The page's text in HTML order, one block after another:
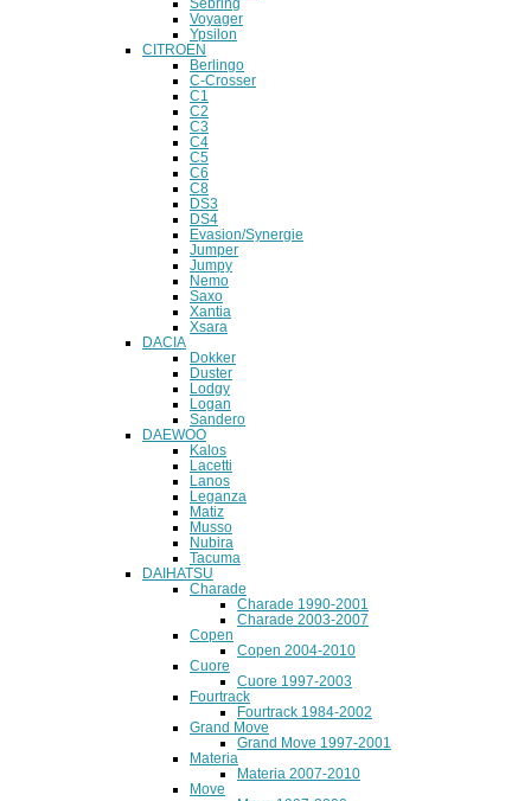
Voyager
Ypsilon
CITROEN
Berlingo
C-Crosser
C1
C2
C3
C4
C5
C6
C8
DS3
DS4
Evasion/Synergie
Jumper
Jumpy
Nemo
Saxo
Xantia
Xsara
DACIA
Dokker
Duster
Lodgy
Logan
Sandero
DAEWOO
Kalos
Lacetti
Lanos
Leganza
Matiz
Musso
Nubira
Tacuma
DAIHATSU
Charade
Charade 1990-2001
Charade 2003-2007
Copen
Copen 2004-2010
Cuore
Cuore 1997-2003
Fourtrack
Fourtrack 1984-2002
Grand Move
Grand Move 1997-2001
Materia
Materia 2007-2010
Move